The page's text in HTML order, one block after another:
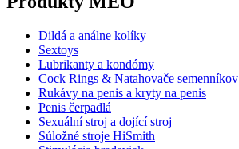
Dildá a análne kolíky
Sextoys
Lubrikanty a kondómy
Cock Rings & Natahovače semenníkov
Rukávy na penis a kryty na penis
Penis čerpadlá
Sexuální stroj a dojící stroj
Súložné stroje HiSmith